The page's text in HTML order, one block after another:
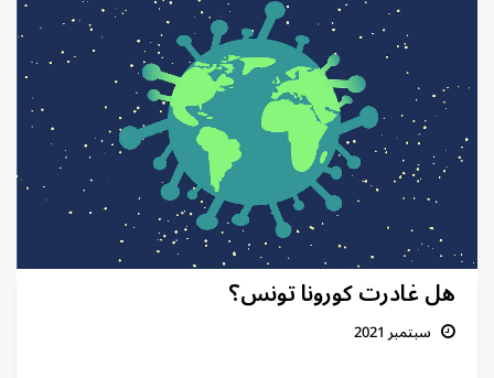
هل غادرت كورونا تونس؟
سبتمبر 2021